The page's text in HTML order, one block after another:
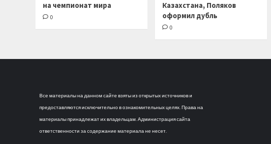
на чемпионат мира
0
Казахстана, Поляков
оформил дубль
0
Все материалы на данном сайте взяты из открытых источников и
предоставляются исключительно в ознакомительных целях. Права на
материалы принадлежат их владельцам. Администрация сайта
ответственности за содержание материала не несет.